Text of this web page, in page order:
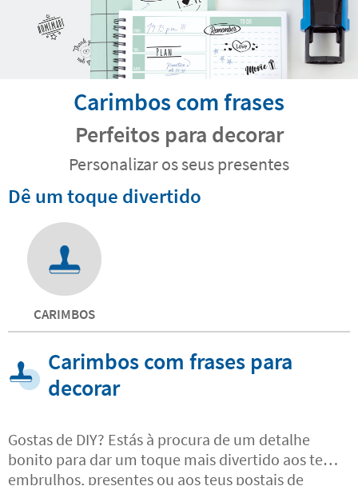
Carimbos com frases
Perfeitos para decorar
Personalizar os seus presentes
Dê um toque divertido
CARIMBOS
Carimbos com frases para
decorar
Gostas de DIY? Estás à procura de um detalhe
bonito para dar um toque mais divertido aos teus
embrulhos, presentes ou aos teus postais de